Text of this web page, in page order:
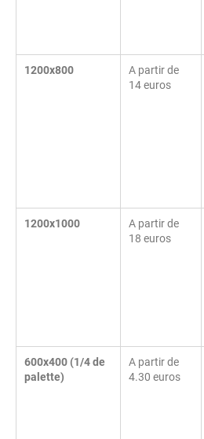
1200x800
A partir de
14 euros
1200x1000
A partir de
18 euros
600x400 (1/4 de
palette)
A partir de
4.30 euros